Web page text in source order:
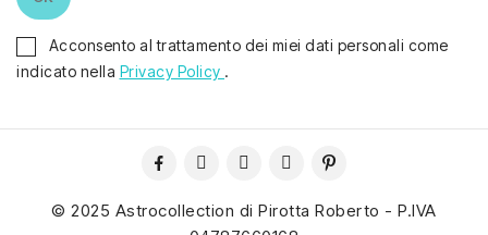
Acconsento al trattamento dei miei dati personali come
indicato nella Privacy Policy .
© 2025 Astrocollection di Pirotta Roberto - P.IVA